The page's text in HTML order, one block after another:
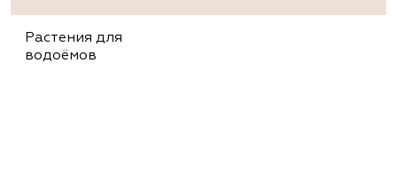
Растения для
водоёмов